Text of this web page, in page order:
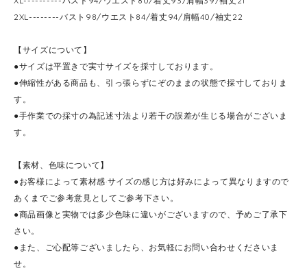
2XL--------バスト98/ウエスト84/着丈94/肩幅40/袖丈22
【サイズについて】
●サイズは平置きで実寸サイズを採寸しております。
●伸縮性がある商品も、引っ張らずにぞのままの状態で採寸しておりま
す。
●手作業での採寸の為記述寸法より若干の誤差が生じる場合がございま
す。
【素材、色味について】
●お客様によって素材感·サイズの感じ方は好みによって異なりますので
あくまでご参考意見としてご参考下さい。
●商品画像と実物では多少色味に違いがございますので、予めご了承下
さい。
●また、ご心配等ございましたら、お気軽にお問い合わせくださいま
せ。